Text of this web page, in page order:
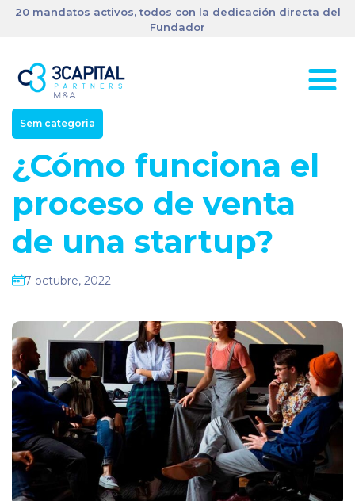
20 mandatos activos, todos con la dedicación directa del
Fundador
Sem categoria
¿Cómo funciona el
proceso de venta
de una startup?
7 octubre, 2022